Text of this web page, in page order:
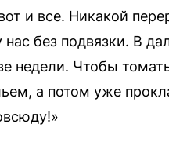
и все. Никакой
без подвязки. В
недели. Чтобы
а потом уже